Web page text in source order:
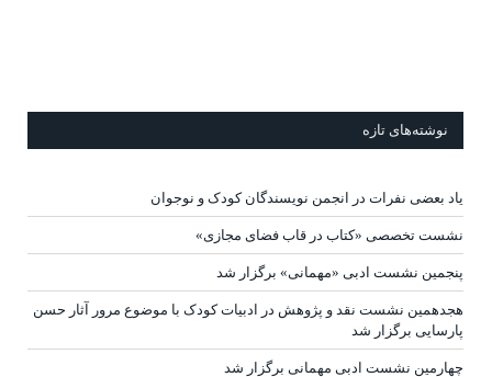
نوشته‌های تازه
یاد بعضی نفرات در انجمن نویسندگان کودک و نوجوان
نشست تخصصی «کتاب در قاب فضای مجازی»
پنجمین نشست ادبی «مهمانی» برگزار شد
هجدهمین نشست نقد و پژوهش در ادبیات کودک با موضوع مرور آثار حسن
پارسایی برگزار شد
چهارمین نشست ادبی مهمانی برگزار شد